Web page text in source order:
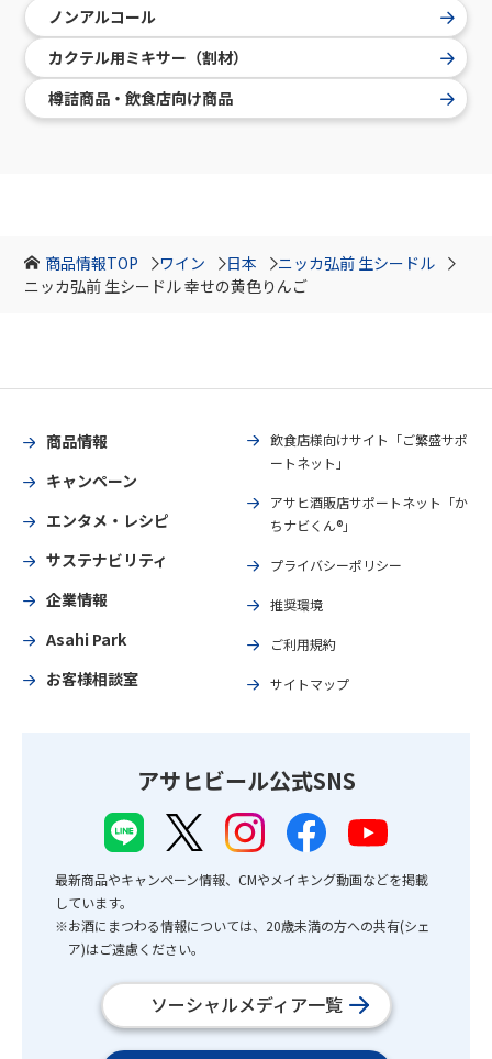
商品情報TOP ワイン 日本
ニッカ弘前 生シードル
ニッカ弘前 生シードル 幸せの黄色りんご
ノンアルコール
カクテル用ミキサー（割材）
樽詰商品・飲食店向け商品
商品情報
キャンペーン
エンタメ・レシピ
サステナビリティ
企業情報
Asahi Park
お客様相談室
飲食店様向けサイト「ご繁盛サポ
ートネット」
アサヒ酒販店サポートネット「か
ちナビくん®」
プライバシーポリシー
推奨環境
ご利用規約
サイトマップ
アサヒビール公式SNS
最新商品やキャンペーン情報、CMやメイキング動画などを掲載
しています。
※お酒にまつわる情報については、20歳未満の方への共有(シェ
ア)はご遠慮ください。
ソーシャルメディア一覧